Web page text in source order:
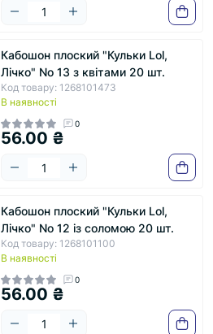
Кабошон плоский "Кульки Lol,
Лічко" No 13 з квітами 20 шт.
Код товару: 1268101473
В наявності
0
56.00 ₴
Кабошон плоский "Кульки Lol,
Лічко" No 12 із соломою 20 шт.
Код товару: 1268101100
В наявності
0
56.00 ₴